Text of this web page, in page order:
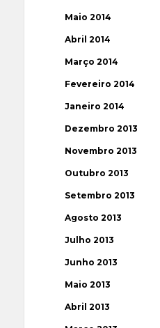
Maio 2014
Abril 2014
Março 2014
Fevereiro 2014
Janeiro 2014
Dezembro 2013
Novembro 2013
Outubro 2013
Setembro 2013
Agosto 2013
Julho 2013
Junho 2013
Maio 2013
Abril 2013